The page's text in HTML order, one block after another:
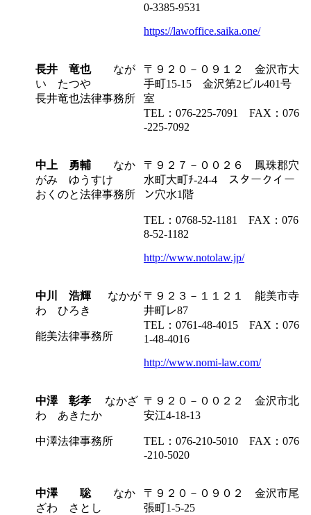
0-3385-9531
https://lawoffice.saika.one/
長井 竜也なが
い たつや
長井竜也法律事務所
〒９２０－０９１２ 金沢市大
手町15-15 金沢第2ビル401号
室
TEL：076-225-7091 FAX：076
-225-7092
中上 勇輔 なか
がみ ゆうすけ
おくのと法律事務所
〒９２７－００２６ 鳳珠郡穴
水町大町ﾁ-24-4 スタークイー
ン穴水1階
TEL：0768-52-1181 FAX：076
8-52-1182
http://www.notolaw.jp/
中川 浩輝 なかが
わ ひろき
能美法律事務所
〒９２３－１１２１ 能美市寺
井町レ87
TEL：0761-48-4015 FAX：076
1-48-4016
http://www.nomi-law.com/
中澤 彰孝 なかざ
わ あきたか
中澤法律事務所
〒９２０－００２２ 金沢市北
安江4-18-13
TEL：076-210-5010 FAX：076
-210-5020
中澤 聡なか
ざわ さとし
〒９２０－０９０２ 金沢市尾
張町1-5-25